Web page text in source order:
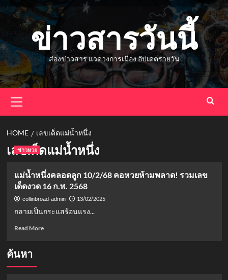
Skip
ข่าวสารวันนี้
ส่องข่าวสาร แวดวงการเมือง อัปเดตรายวัน
Menu
HOME เลขเด็ดแม่น้ำหนึ่ง
เลขเด็ดแม่น้ำหนึ่ง
ข่าวหวย
แม่น้ำหนึ่งคลอดลูก 10/2/68 คอหวยห้ามพลาด! รวมเลข
เด็ดงวด 16 ก.พ. 2568
collinbroad-admin 13/02/2025
กลายเป็นกระแสร้อนแรง...
Read MoreRead
ค้นหา